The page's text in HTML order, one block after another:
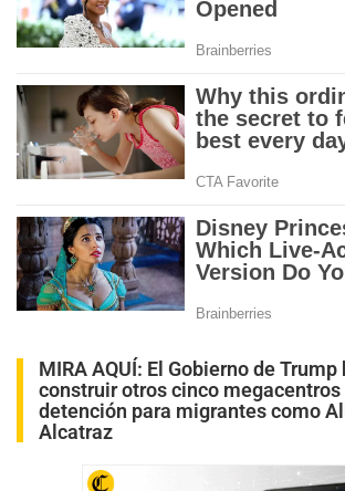
MIRA AQUÍ: El Gobierno de Trump
construir otros cinco megacentros
detención para migrantes como
Alcatraz